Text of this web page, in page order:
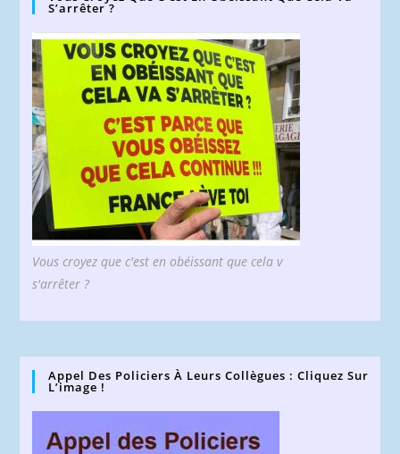
S’arrêter ?
Vous croyez que c'est en obéissant que cela v
s'arrêter ?
Appel Des Policiers À Leurs Collègues : Cliquez Sur
L’image !